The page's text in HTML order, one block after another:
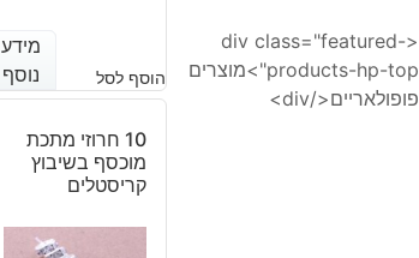
<div class="featured-
products-hp-top">מוצרים
פופולאריים</div>
מידע
נוסף
הוסף לסל
מידע
נוסף
10 חרוזי מתכת
מוכסף בשיבוץ
קריסטלים